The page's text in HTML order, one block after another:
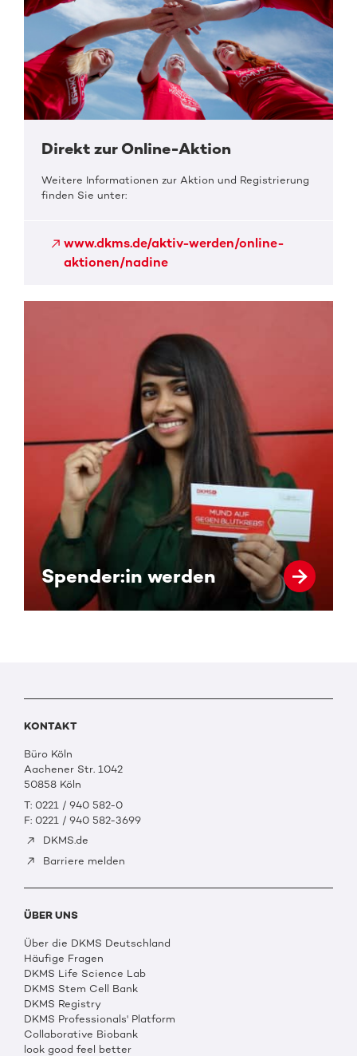
Direkt zur Online-Aktion
Weitere Informationen zur Aktion und Registrierung
finden Sie unter:
www.dkms.de/aktiv-werden/online-
aktionen/nadine
Spender:in werden
KONTAKT
Büro Köln
Aachener Str. 1042
50858 Köln
T: 0221 / 940 582-0
F: 0221 / 940 582-3699
DKMS.de
Barriere melden
ÜBER UNS
Über die DKMS Deutschland
Häufige Fragen
DKMS Life Science Lab
DKMS Stem Cell Bank
DKMS Registry
DKMS Professionals' Platform
Collaborative Biobank
look good feel better